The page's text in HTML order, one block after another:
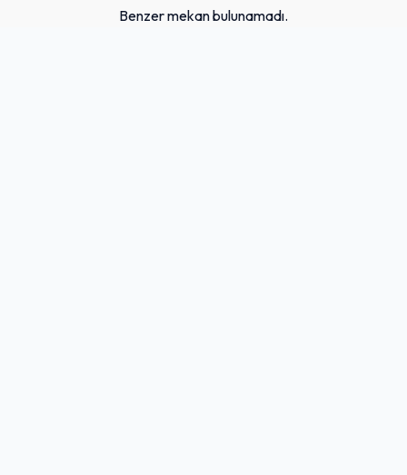
Benzer mekan bulunamadı.